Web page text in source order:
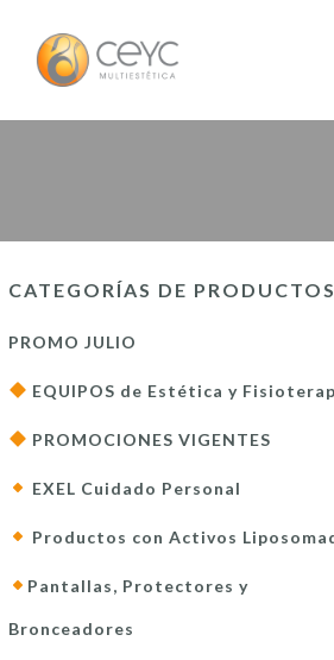
CATEGORÍAS DE PRODUCTOS
PROMO JULIO
EQUIPOS de Estética y
PROMOCIONES VIGENTES
EXEL Cuidado Personal
Productos con Activos
Pantallas, Protectores y
Bronceadores